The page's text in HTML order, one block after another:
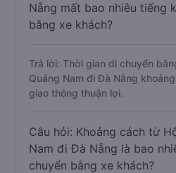
Nẵng mất bao nhiêu tiếng
bằng xe khách?
Trả lời: Thời gian di chuyển
Quảng Nam đi Đà Nẵng
giao thông thuận lợi.
Câu hỏi: Khoảng cách từ
Nam đi Đà Nẵng là bao
chuyển bằng xe khách?